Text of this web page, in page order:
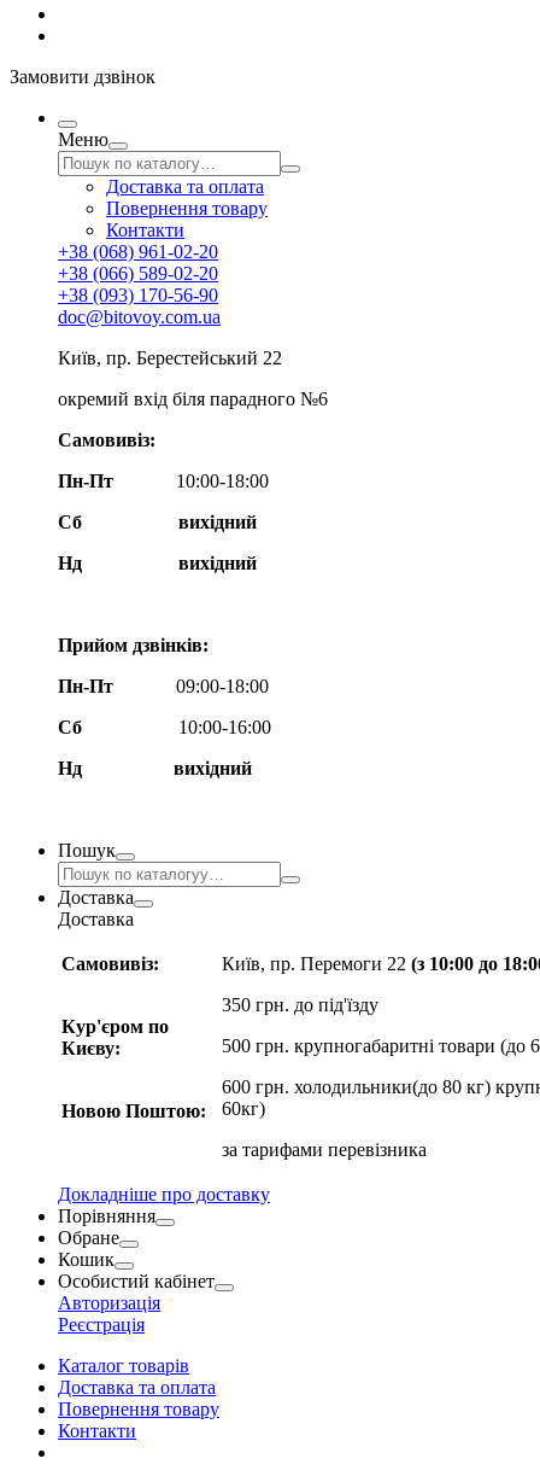
Замовити дзвінок
Меню
Доставка та оплата
Повернення товару
Контакти
+38 (068) 961-02-20
+38 (066) 589-02-20
+38 (093) 170-56-90
doc@bitovoy.com.ua
Київ, пр. Берестейський 22
окремий вхід біля парадного №6
Самовивіз:
Пн-Пт
10:00-18:00
Сб
вихідний
Нд
вихідний
Прийом дзвінків:
Пн-Пт
09:00-18:00
Сб
10:00-16:00
Нд вихідний
Пошук
Доставка
Доставка
Самовивіз:
Кур'єром по
Києву:
Новою Поштою:
Київ, пр. Перемоги 22 (з 10:00 до
350 грн. до під'їзду
500 грн. крупногабаритні товари (до
600 грн. холодильники(до 80 кг)
60кг)
за тарифами перевізника
Докладніше про доставку
Порівняння
Обране
Кошик
Особистий кабінет
Авторизація
Реєстрація
Каталог товарів
Доставка та оплата
Повернення товару
Контакти